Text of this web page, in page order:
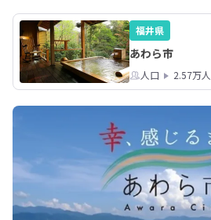
福井県
あわら市
人口 2.57万人